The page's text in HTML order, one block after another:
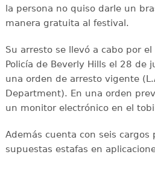
la persona no quiso darle un
manera gratuita al festival.
Su arresto se llevó a cabo por
Policía de Beverly Hills el 28 de
una orden de arresto vigente
Department). En una orden
un monitor electrónico en el
Además cuenta con seis
supuestas estafas en